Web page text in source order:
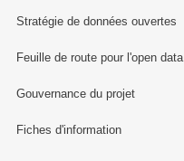
Stratégie de données ouvertes
Feuille de route pour l'open data
Gouvernance du projet
Fiches d'information